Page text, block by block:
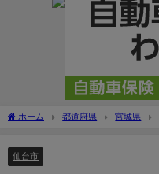
ホーム 都道府県 宮城県
仙台市